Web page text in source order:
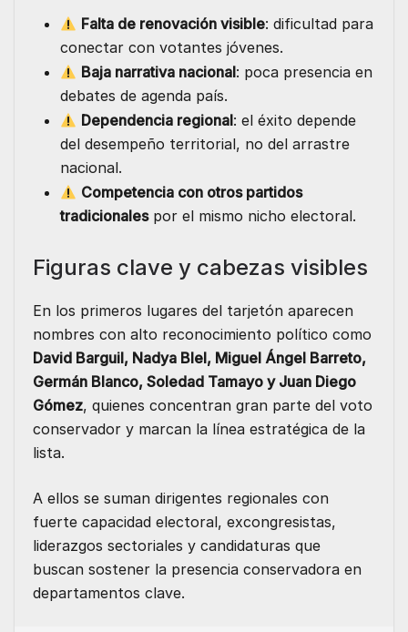
Falta de renovación visible: dificultad para
conectar con votantes jóvenes.
Baja narrativa nacional: poca presencia en
debates de agenda país.
Dependencia regional: el éxito depende
del desempeño territorial, no del arrastre
nacional.
Competencia con otros partidos
tradicionalespor el mismo nicho electoral.
Figuras clave y cabezas visibles
En los primeros lugares del tarjetón aparecen
nombres con alto reconocimiento político como
David Barguil, Nadya Blel, Miguel Ángel Barreto,
Germán Blanco, Soledad Tamayo y Juan Diego
Gómez, quienes concentran gran parte del voto
conservador y marcan la línea estratégica de la
lista.
A ellos se suman dirigentes regionales con
fuerte capacidad electoral, excongresistas,
liderazgos sectoriales y candidaturas que
buscan sostener la presencia conservadora en
departamentos clave.